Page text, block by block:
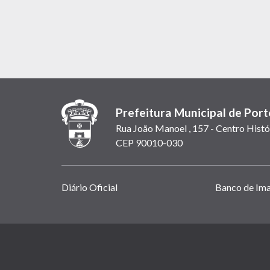
Prefeitura Municipal de
Rua João Manoel , 157 - Centro
CEP 90010-030
Links
Diário Oficial Banco de